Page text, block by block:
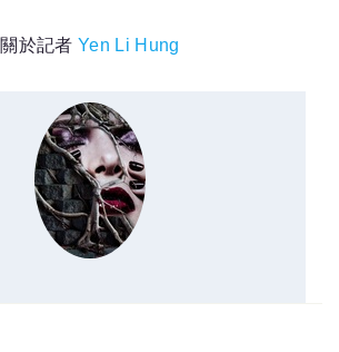
關於記者Yen Li Hung